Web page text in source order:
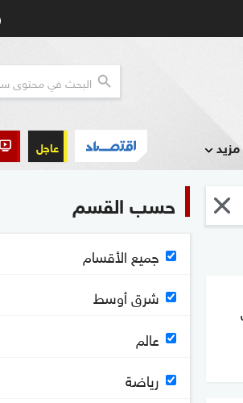
مزيد عاجل
حسب القسم
جميع الأقسام
شرق أوسط
عالم
رياضة